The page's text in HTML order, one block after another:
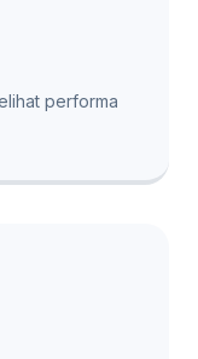
performa